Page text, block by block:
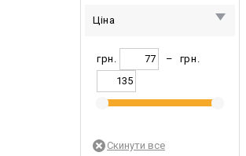
Ціна
грн. – грн.